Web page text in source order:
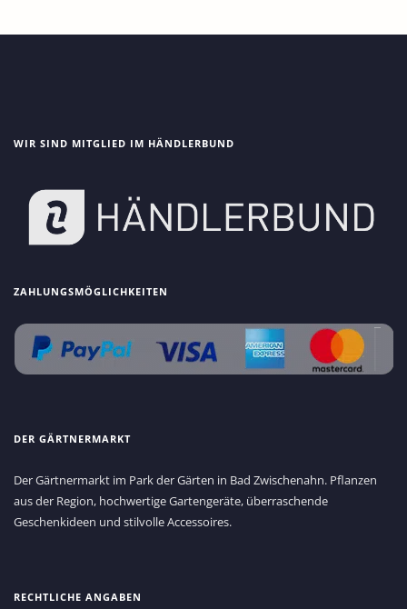
WIR SIND MITGLIED IM HÄNDLERBUND
ZAHLUNGSMÖGLICHKEITEN
DER GÄRTNERMARKT
Der Gärtnermarkt im Park der Gärten in Bad Zwischenahn. Pflanzen
aus der Region, hochwertige Gartengeräte, überraschende
Geschenkideen und stilvolle Accessoires.
RECHTLICHE ANGABEN